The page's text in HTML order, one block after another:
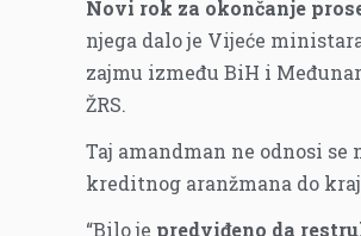
Novi rok za okončanje
njega dalo je Vijeće
zajmu između BiH i
ŽRS.
Taj amandman ne odnosi se
kreditnog aranžmana do
“Bilo je predviđeno da